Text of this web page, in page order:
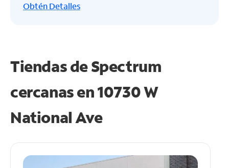
ObténDetalles
Tiendas de Spectrum
cercanas en10730 W
National Ave